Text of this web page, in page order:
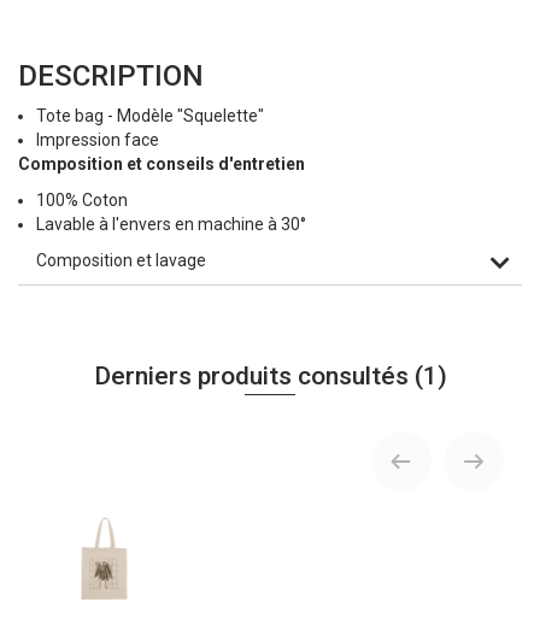
DESCRIPTION
Tote bag - Modèle "Squelette"
Impression face
Composition et conseils d'entretien
100% Coton
Lavable à l'envers en machine à 30°
Composition et lavage
Derniers produits consultés (1)